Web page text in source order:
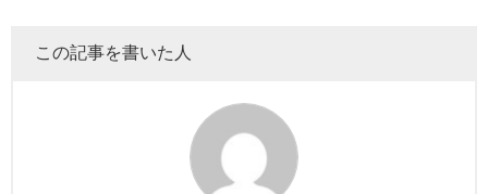
この記事を書いた人